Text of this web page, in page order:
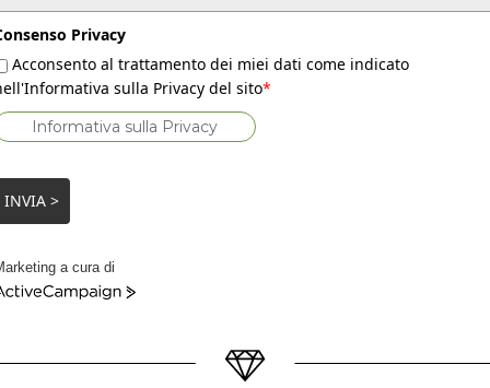
Privacy
Acconsento al trattamento dei miei dati come indicato
sulla Privacy del sito*
Informativa sulla Privacy
INVIA >
a cura di